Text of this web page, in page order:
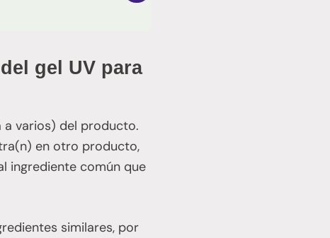
gel UV para
a varios) del producto.
en otro producto,
ingrediente común que
similares, por